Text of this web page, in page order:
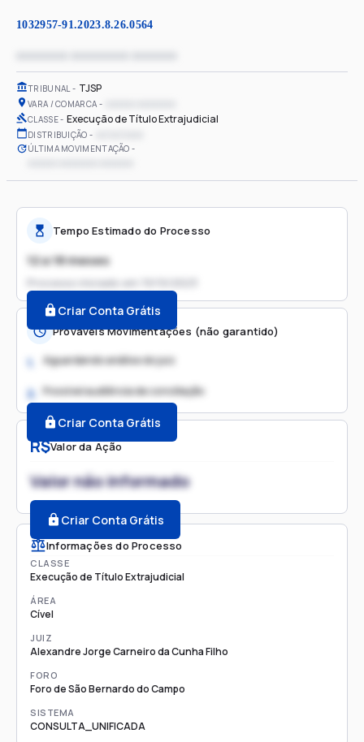
1032957-91.2023.8.26.0564
TRIBUNAL TJSP
VARA / COMARCA
CLASSE Execução de Título Extrajudicial
DISTRIBUIÇÃO
ÚLTIMA MOVIMENTAÇÃO
R$Valor da Ação
Valor não informado
Criar Conta Grátis
Informações do Processo
CLASSE
Execução de Título Extrajudicial
ÁREA
Cível
JUIZ
Alexandre Jorge Carneiro da Cunha Filho
FORO
Foro de São Bernardo do Campo
SISTEMA
CONSULTA_UNIFICADA
Tempo Estimado do Processo
12 a 18 meses
Processo iniciado em
Criar Conta Grátis
Prováveis Movimentações (não garantido)
1. Aguardando análise do juiz
2. Possível audiência de conciliação
Criar Conta Grátis